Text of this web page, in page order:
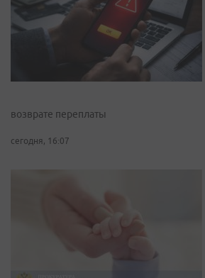
возврате переплаты
сегодня, 16:07